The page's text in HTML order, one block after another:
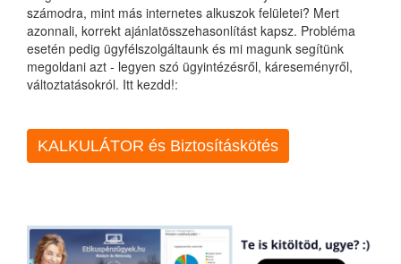
számodra, mint más internetes alkuszok felületei? Mert
azonnali, korrekt ajánlatösszehasonlítást kapsz. Probléma
esetén pedig ügyfélszolgáltaunk és mi magunk segítünk
megoldani azt - legyen szó ügyintézésről, káreseményről,
változtatásokról. Itt kezdd!:
KALKULÁTOR és Biztosításkötés